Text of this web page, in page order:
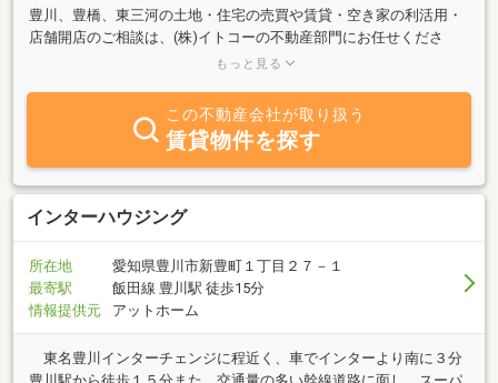
豊川、豊橋、東三河の土地・住宅の売買や賃貸・空き家の利活用・
店舗開店のご相談は、(株)イトコーの不動産部門にお任せくださ
い。創業77周年を迎えた (株)イトコーがお客様の夢の実現のお手伝
築・リフォーム・リノベーションのご相談もお受けいたします。ま
もなく、環境共生型分譲地『こくらす*はぎのもり』の分譲が始まり
ます！豊川の風景と、人のつながりを未来へ受け継ぐ分譲地「はぎ
のもり」。ゆったりとした敷地設計と、あえて詰め込みすぎない“余
白”のある街並みが、暮らしに心地よい時間を生み出します。家の中
だけで完結せず、庭先での会話や子どもたちの遊ぶ風景が自然に広
しをゆっくり育てていける、便利さだけではない“豊かさ”を大切に
した街です。公開をお楽しみに！
もっと見る
この不動産会社が取り扱う
賃貸物件を探す
インターハウジング
所在地
愛知県豊川市新豊町１丁目２７－１
最寄駅
飯田線 豊川駅 徒歩15分
情報提供元
アットホーム
東名豊川インターチェンジに程近く、車でインターより南に３分